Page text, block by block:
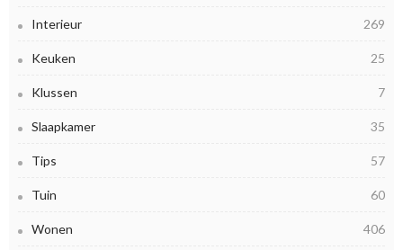
Interieur 269
Keuken 25
Klussen 7
Slaapkamer 35
Tips 57
Tuin 60
Wonen 406